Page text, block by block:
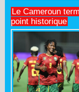
Le Cameroun
point historique